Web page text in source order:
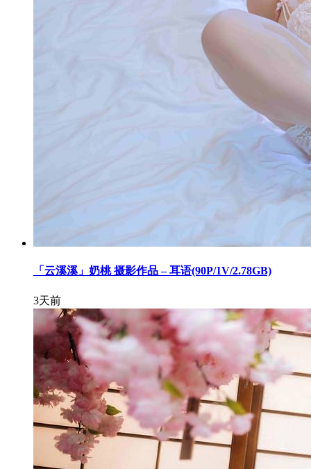
「云溪溪」奶桃 摄影作品 – 耳语(90P/1V/2.78GB)
3天前